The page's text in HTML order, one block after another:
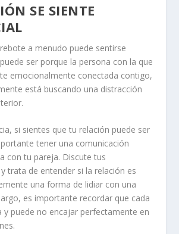
SE SIENTE
a menudo puede sentirse
ser porque la persona con la que
emocionalmente conectada contigo,
está buscando una distracción
si sientes que tu relación puede ser
tener una comunicación
con tu pareja. Discute tus
trata de entender si la relación es
una forma de lidiar con una
es importante recordar que cada
y puede no encajar perfectamente en